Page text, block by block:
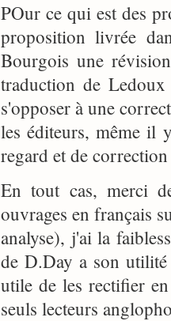
POur ce qui est des
proposition livrée
Bourgois une
traduction de
s'opposer à une
les éditeurs, même il
regard et de
En tout cas, merci
ouvrages en français
analyse), j'ai la
de D.Day a son
utile de les rectifier
seuls lecteurs